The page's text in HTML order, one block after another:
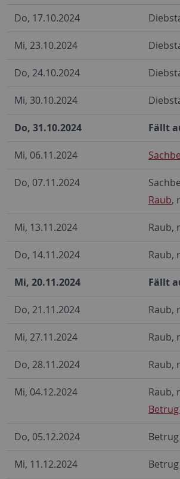
Do, 17.10.2024
Mi, 23.10.2024
Do, 24.10.2024
Mi, 30.10.2024
Do, 31.10.2024 Fällt
Mi, 06.11.2024
Do, 07.11.2024
Raub,
Mi, 13.11.2024 Raub,
Do, 14.11.2024 Raub,
Mi, 20.11.2024 Fällt
Do, 21.11.2024 Raub,
Mi, 27.11.2024 Raub,
Do, 28.11.2024 Raub,
Mi, 04.12.2024
Raub,
Do, 05.12.2024
Mi, 11.12.2024